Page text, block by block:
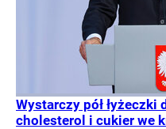
Wystarczy pół łyżeczki
cholesterol i cukier we